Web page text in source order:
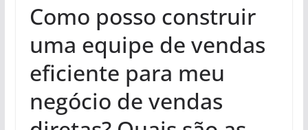
Como posso construir
uma equipe de vendas
eficiente para meu
negócio de vendas